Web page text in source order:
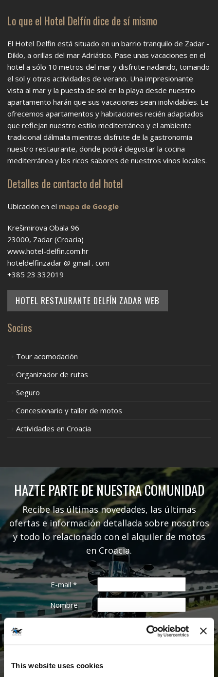
This website uses cookies
Lo que el Hotel Delfín dice de sí mismo
El Hotel Delfin está situado en un barrio tranquilo de Zadar -
Diklo, a orillas del mar Adriático. Pase unas vacaciones en el
hotel a sólo 10 metros del mar y disfrute nadando, tomando
el sol y otras actividades de verano. Una impresionante
vista al mar y la puesta de sol en la playa desde nuestro
apartamento harán que sus vacaciones sean inolvidables. Le
ofrecemos apartamentos y habitaciones recién adaptados
que reflejan nuestro estilo mediterráneo y el ambiente
tradicional dálmata mientras disfrute de la gastronomia
nuestro restaurante, donde podrá degustar la cocina
mediterránea y los ricos sabores de nuestros vinos locales.
Detalles de contacto del hotel
Ubicación en el mapa de Google
Krešimirova Obala 96
23000, Zadar (Croacia)
www.hotel-delfin.com.hr
hoteldelfinzadar @ gmail . com
+385 23 332019
HOTEL RESTAURANTE DELFÍN ZADAR WEB
Socios
Tour acomodación
Organizador de rutas
Seguro
Concesionario y taller de motos
Actividades en Croacia
HAZTE PARTE DE NUESTRA COMUNIDAD
Recibe las últimas novedades, las últimas
ofertas e información detallada sobre nosotros
y todo lo relacionado con el alquiler de motos
en Croacia.
E-mail*
Nombre